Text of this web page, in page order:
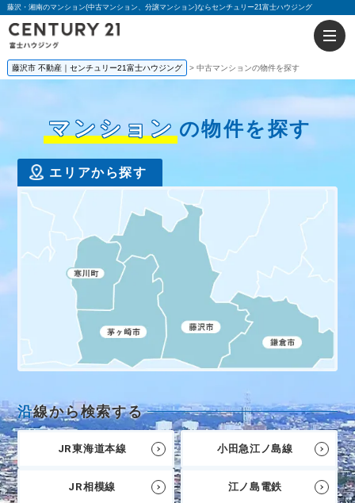
藤沢・湘南のマンション(中古マンション、分譲マンション)ならセンチュリー21富士ハウジング
藤沢市 不動産｜センチュリー21富士ハウジング 中古マンションの物件を探す
マンション の物件を探す
エリアから探す
沿線から検索する
JR東海道本線 小田急江ノ島線
JR相模線 江ノ島電鉄